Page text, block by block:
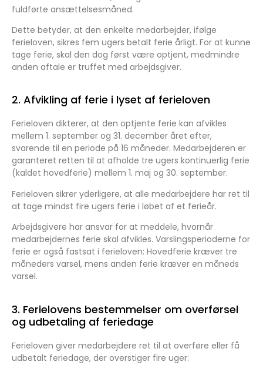
fuldførte ansættelsesmåned.
Dette betyder, at den enkelte medarbejder, ifølge
ferieloven, sikres fem ugers betalt ferie årligt. For at kunne
tage ferie, skal den dog først være optjent, medmindre
anden aftale er truffet med arbejdsgiver.
2. Afvikling af ferie i lyset af ferieloven
Ferieloven dikterer, at den optjente ferie kan afvikles
mellem 1. september og 31. december året efter,
svarende til en periode på 16 måneder. Medarbejderen er
garanteret retten til at afholde tre ugers kontinuerlig ferie
(kaldet hovedferie) mellem 1. maj og 30. september.
Ferieloven sikrer yderligere, at alle medarbejdere har ret til
at tage mindst fire ugers ferie i løbet af et ferieår.
Arbejdsgivere har ansvar for at meddele, hvornår
medarbejdernes ferie skal afvikles. Varslingsperioderne for
ferie er også fastsat i ferieloven: Hovedferie kræver tre
måneders varsel, mens anden ferie kræver en måneds
varsel.
3. Ferielovens bestemmelser om overførsel
og udbetaling af feriedage
Ferieloven giver medarbejdere ret til at overføre eller få
udbetalt feriedage, der overstiger fire uger: